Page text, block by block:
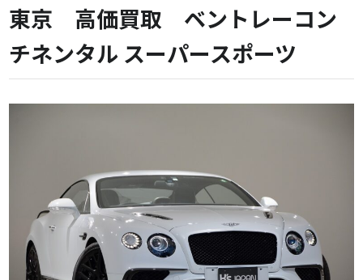
東京 高価買取 ベントレーコン
チネンタル スーパースポーツ